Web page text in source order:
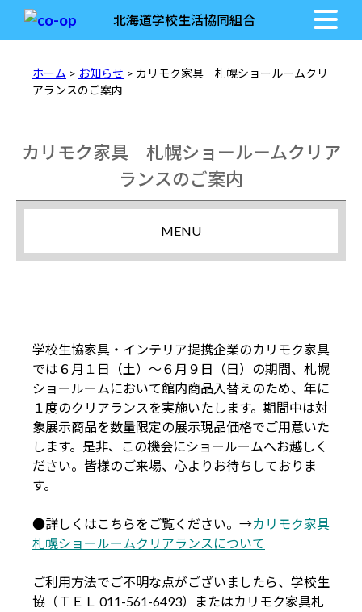
北海道学校生活協同組合
ホーム > お知らせ > カリモク家具 札幌ショールームクリ
アランスのご案内
カリモク家具 札幌ショールームクリア
ランスのご案内
学校生協家具・インテリア提携企業のカリモク家具
では６月１日（土）～６月９日（日）の期間、札幌
ショールームにおいて館内商品入替えのため、年に
１度のクリアランスを実施いたします。期間中は対
象展示商品を数量限定の展示現品価格でご用意いた
します。是非、この機会にショールームへお越しく
ださい。皆様のご来場、心よりお待ちしておりま
す。
●詳しくはこちらをご覧ください。→カリモク家具
札幌ショールームクリアランスについて
ご利用方法でご不明な点がございましたら、学校生
協（ＴＥＬ 011-561-6493）またはカリモク家具札
MENU